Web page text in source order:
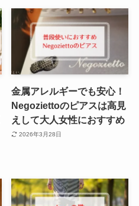
金属アレルギーでも安心！
Negoziettoのピアスは高見
えして大人女性におすすめ
2026年3月28日